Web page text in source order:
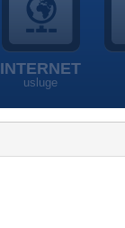
INTERNET
usluge